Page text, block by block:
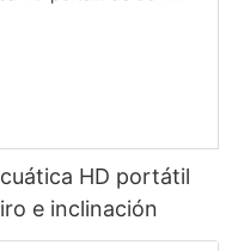
HD portátil
e inclinación